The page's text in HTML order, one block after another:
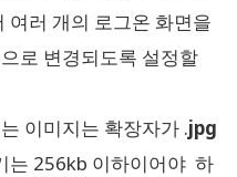
여러 개의 로그온 화면을
로 변경되도록 설정할
이미지는 확장자가 .jpg
는 256kb 이하이어야 하